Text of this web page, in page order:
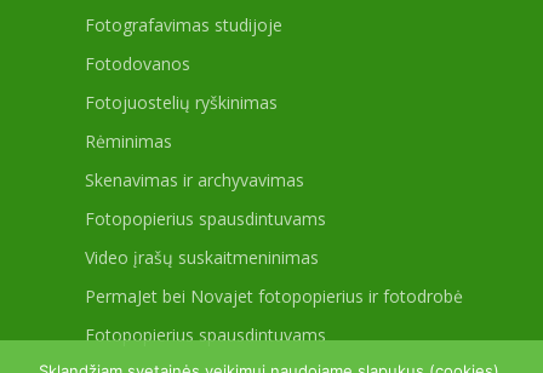
Fotografavimas studijoje
Fotodovanos
Fotojuostelių ryškinimas
Rėminimas
Skenavimas ir archyvavimas
Fotopopierius spausdintuvams
Video įrašų suskaitmeninimas
PermaJet bei Novajet fotopopierius ir fotodrobė
Fotopopierius spausdintuvams